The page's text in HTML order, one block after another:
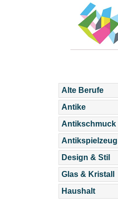
Alte Berufe
Antike
Antikschmuck
Antikspielzeug
Design & Stil
Glas & Kristall
Haushalt